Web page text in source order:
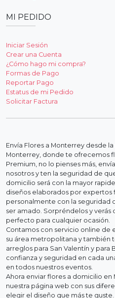
MI PEDIDO
Iniciar Sesión
Crear una Cuenta
¿Cómo hago mi compra?
Formas de Pago
Reportar Pago
Estatus de mi Pedido
Solicitar Factura
Envía Flores a Monterrey desde
Monterrey, donde te ofrecemos
Premium, no lo pienses más,
nosotros y ten la seguridad de
domicilio será con la mayor
diseños elaborados por expertos
personalmente con la seguridad
ser amado. Sorpréndelos y verás
perfecto para cualquier ocasión.
Contamos con servicio online de
su área metropolitana y también
arreglos para San Valentín y para
confianza y seguridad en cada
en todos nuestros eventos.
Ahora enviar flores a domicilio en
nuestra página web con sus
elegir el diseño que más te